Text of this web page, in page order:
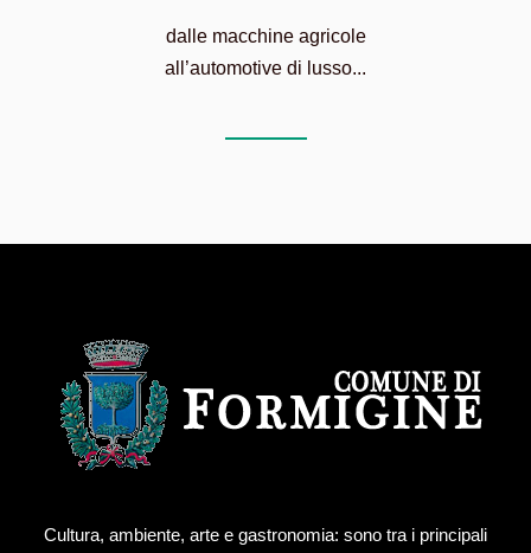
dalle macchine agricole
all’automotive di lusso...
Cultura, ambiente, arte e gastronomia: sono tra i principali